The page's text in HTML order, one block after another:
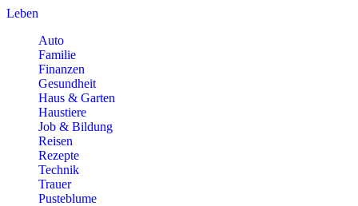
Leben
Auto
Familie
Finanzen
Gesundheit
Haus & Garten
Haustiere
Job & Bildung
Reisen
Rezepte
Technik
Trauer
Pusteblume